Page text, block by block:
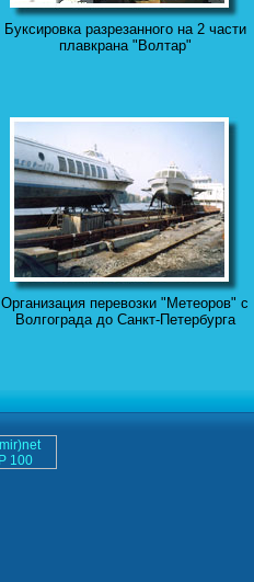
Буксировка разрезанного на 2 части
плавкрана "Волтар"
Организация перевозки "Метеоров" с
Волгограда до Санкт-Петербурга